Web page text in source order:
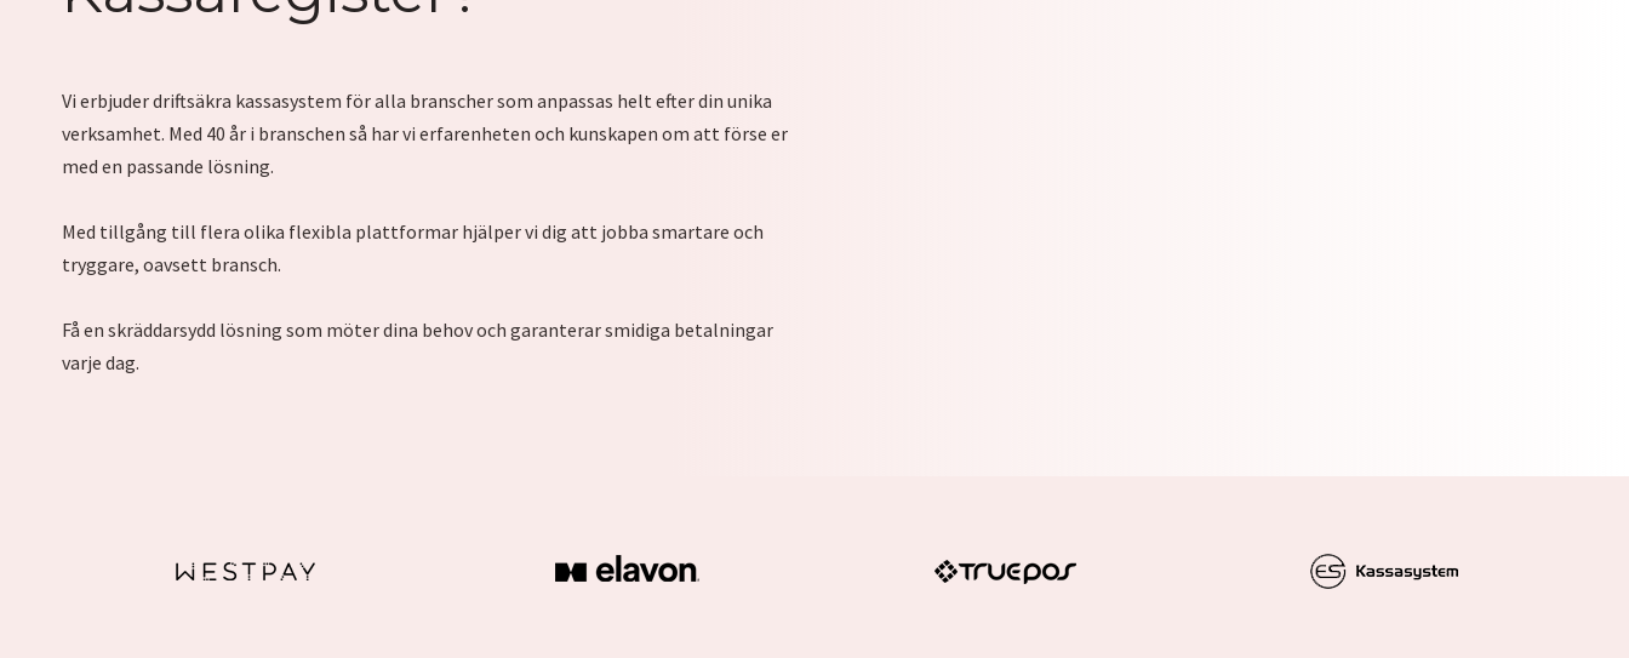
Vi erbjuder driftsäkra kassasystem för alla branscher som anpassas helt efter din unika
verksamhet. Med 40 år i branschen så har vi erfarenheten och kunskapen om att förse er
med en passande lösning.
Med tillgång till flera olika flexibla plattformar hjälper vi dig att jobba smartare och
tryggare, oavsett bransch.
Få en skräddarsydd lösning som möter dina behov och garanterar smidiga betalningar
varje dag.